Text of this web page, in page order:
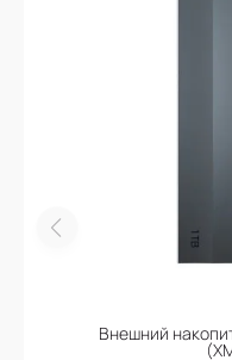
Внешний